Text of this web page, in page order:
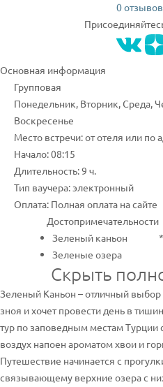
0 отзывов
Основная информация
Групповая
Понедельник, Вторник, Среда,
Воскресенье
Место встречи: от отеля или по
Начало: 08:15
Длительность: 9 ч.
Тип ваучера: электронный
Оплата: Полная оплата на сайте
Достопримечательности
Зеленый каньон
Зеленые озера
Скрыть
Зеленый Каньон – отличный выбор
зноя и хочет провести день в
тур по заповедным местам
воздух напоен ароматом хвои и
Путешествие начинается с
связывающему верхние озера с